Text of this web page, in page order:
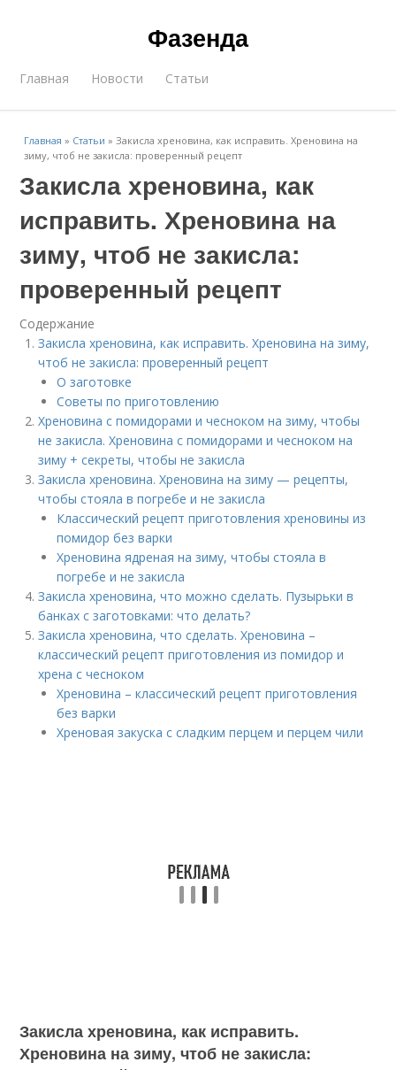
Фазенда
Главная Новости Статьи
Главная » Статьи »Закисла хреновина, как исправить. Хреновина на
зиму, чтоб не закисла: проверенный рецепт
Закисла хреновина, как
исправить. Хреновина на
зиму, чтоб не закисла:
проверенный рецепт
Содержание
Закисла хреновина, как исправить. Хреновина на зиму,
чтоб не закисла: проверенный рецепт
О заготовке
Советы по приготовлению
Хреновина с помидорами и чесноком на зиму, чтобы
не закисла. Хреновина с помидорами и чесноком на
зиму + секреты, чтобы не закисла
Закисла хреновина. Хреновина на зиму — рецепты,
чтобы стояла в погребе и не закисла
Классический рецепт приготовления хреновины из
помидор без варки
Хреновина ядреная на зиму, чтобы стояла в
погребе и не закисла
Закисла хреновина, что можно сделать. Пузырьки в
банках с заготовками: что делать?
Закисла хреновина, что сделать. Хреновина –
классический рецепт приготовления из помидор и
хрена с чесноком
Хреновина – классический рецепт приготовления
без варки
Хреновая закуска с сладким перцем и перцем чили
Закисла хреновина, как исправить.
Хреновина на зиму, чтоб не закисла: